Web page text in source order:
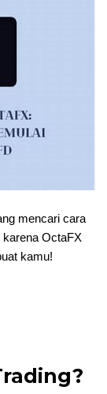
mencari cara
karena OctaFX
kamu!